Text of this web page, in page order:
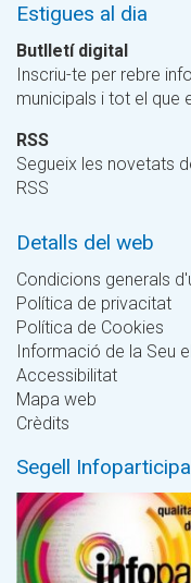
Estigues al dia
Butlletí digital
Inscriu-te per rebre
municipals i tot el que
RSS
Segueix les novetats
RSS
Detalls del web
Condicions generals
Política de privacitat
Política de Cookies
Informació de la Seu
Accessibilitat
Mapa web
Crèdits
Segell Infoparticipa